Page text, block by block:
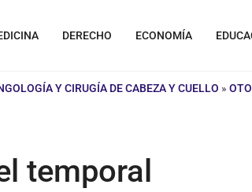
DERECHO ECONOMÍA
Y CIRUGÍA DE CABEZA Y CUELLO »
temporal